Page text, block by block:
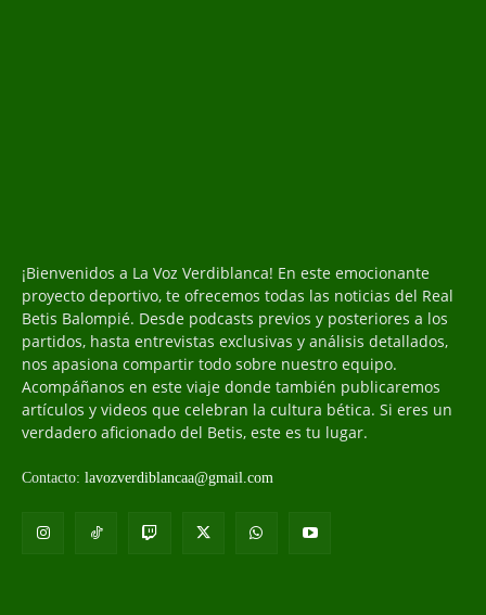
¡Bienvenidos a La Voz Verdiblanca! En este emocionante
proyecto deportivo, te ofrecemos todas las noticias del Real
Betis Balompié. Desde podcasts previos y posteriores a los
partidos, hasta entrevistas exclusivas y análisis detallados,
nos apasiona compartir todo sobre nuestro equipo.
Acompáñanos en este viaje donde también publicaremos
artículos y videos que celebran la cultura bética. Si eres un
verdadero aficionado del Betis, este es tu lugar.
Contacto: lavozverdiblancaa@gmail.com